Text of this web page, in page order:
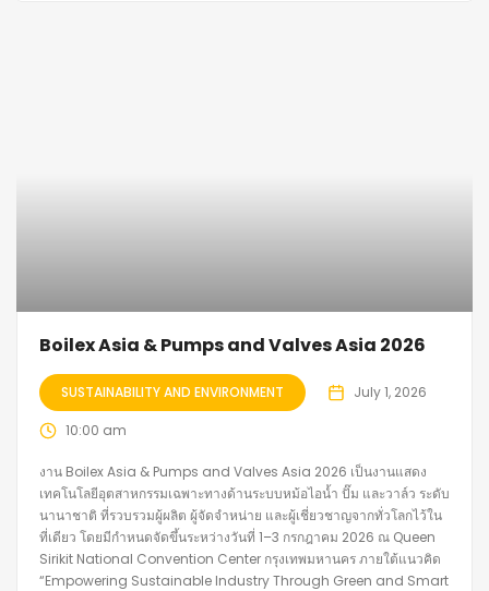
Boilex Asia & Pumps and Valves Asia 2026
SUSTAINABILITY AND ENVIRONMENT July 1, 2026
10:00 am
งาน Boilex Asia & Pumps and Valves Asia 2026 เป็นงานแสดง
เทคโนโลยีอุตสาหกรรมเฉพาะทางด้านระบบหม้อไอน้ำ ปั๊ม และวาล์ว ระดับ
นานาชาติ ที่รวบรวมผู้ผลิต ผู้จัดจำหน่าย และผู้เชี่ยวชาญจากทั่วโลกไว้ใน
ที่เดียว โดยมีกำหนดจัดขึ้นระหว่างวันที่ 1–3 กรกฎาคม 2026 ณ Queen
Sirikit National Convention Center กรุงเทพมหานคร ภายใต้แนวคิด
“Empowering Sustainable Industry Through Green and Smart